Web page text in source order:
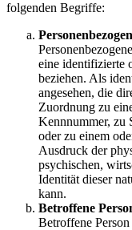
folgenden Begriffe:
eine identifizierte
beziehen. Als
angesehen, die
Zuordnung zu
Kennnummer, zu
oder zu einem
Ausdruck der
psychischen,
Identität dieser
kann.
Betroffene
Betroffene